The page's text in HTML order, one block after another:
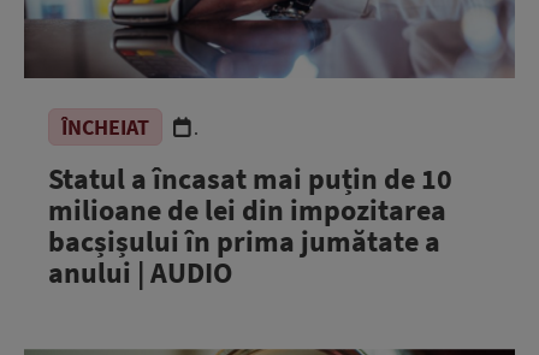
ÎNCHEIAT .
Statul a încasat mai puțin de 10
milioane de lei din impozitarea
bacșișului în prima jumătate a
anului | AUDIO